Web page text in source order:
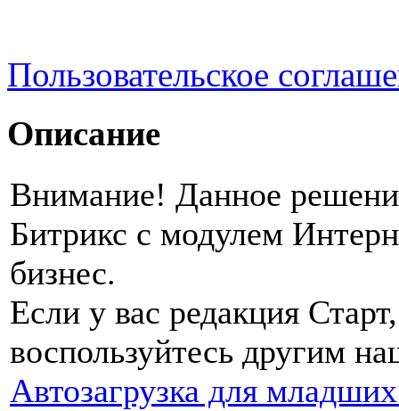
Пользовательское
Описание
Внимание! Данное
Битрикс с модулем
бизнес.
Если у вас редакция
воспользуйтесь другим
Автозагрузка для